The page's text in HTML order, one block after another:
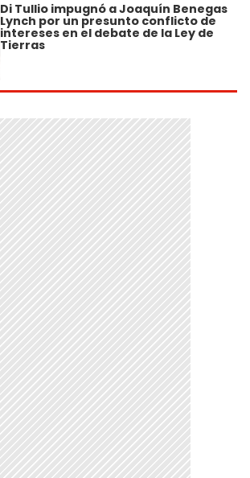
Di Tullio impugnó a Joaquín Benegas
Lynch por un presunto conflicto de
intereses en el debate de la Ley de
Tierras